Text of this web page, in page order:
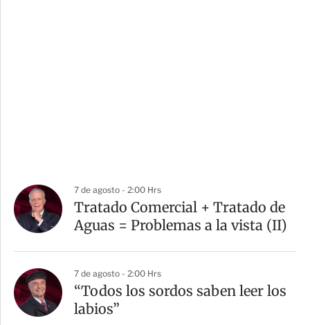
7 de agosto - 2:00 Hrs
Tratado Comercial + Tratado de
Aguas = Problemas a la vista (II)
7 de agosto - 2:00 Hrs
“Todos los sordos saben leer los
labios”